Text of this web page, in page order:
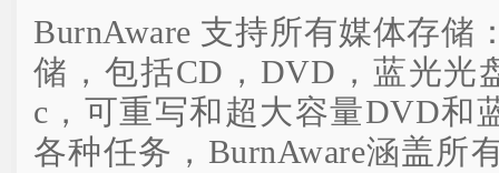
BurnAware 支持所有媒体存储
储，包括CD，DVD，蓝光光
c，可重写和超大容量DVD和
各种任务，BurnAware涵盖所